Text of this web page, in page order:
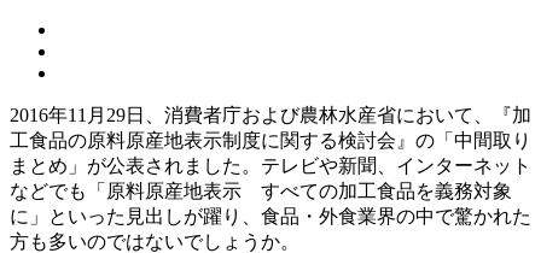
2016年11月29日、消費者庁および農林水産省において、『加
工食品の原料原産地表示制度に関する検討会』の「中間取り
まとめ」が公表されました。テレビや新聞、インターネット
などでも「原料原産地表示 すべての加工食品を義務対象
に」といった見出しが躍り、食品・外食業界の中で驚かれた
方も多いのではないでしょうか。